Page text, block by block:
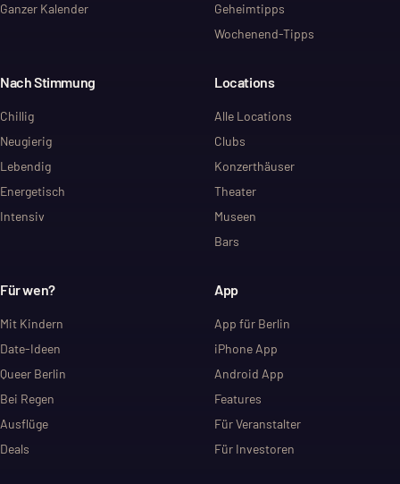
Ganzer Kalender
Geheimtipps
Wochenend-Tipps
Nach Stimmung
Chillig
Neugierig
Lebendig
Energetisch
Intensiv
Locations
Alle Locations
Clubs
Konzerthäuser
Theater
Museen
Bars
Für wen?
Mit Kindern
Date-Ideen
Queer Berlin
Bei Regen
Ausflüge
Deals
App
App für Berlin
iPhone App
Android App
Features
Für Veranstalter
Für Investoren